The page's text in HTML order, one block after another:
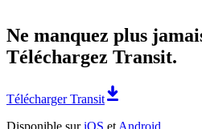
Ne manquez plus
Téléchargez Transit.
Télécharger Transit
Disponible suriOS et Android